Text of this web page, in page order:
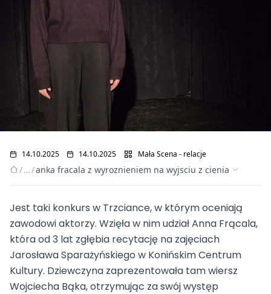
Anka Frącala z
wyróżnieniem na
„Wyjściu z cienia”
14.10.2025 14.10.2025 Mała Scena - relacje
/…/anka fracala z wyroznieniem na wyjsciu z cienia
Jest taki konkurs w Trzciance, w którym oceniają
zawodowi aktorzy. Wzięła w nim udział Anna Frącala,
która od 3 lat zgłębia recytację na zajęciach
Jarosława Sparażyńskiego w Konińskim Centrum
Kultury. Dziewczyna zaprezentowała tam wiersz
Wojciecha Bąka, otrzymując za swój występ